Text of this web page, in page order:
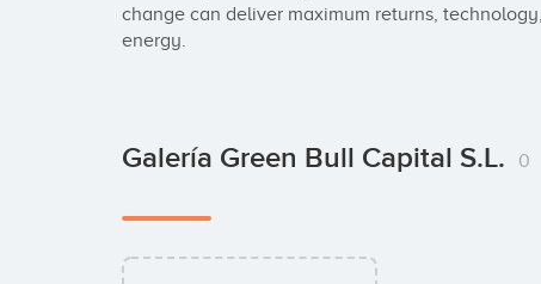
change can deliver maximum returns,
energy.
Galería Green Bull Capital S.L. 0